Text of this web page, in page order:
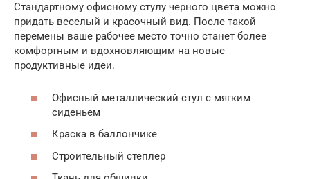
Стандартному офисному стулу черного цвета можно
придать веселый и красочный вид. После такой
перемены ваше рабочее место точно станет более
комфортным и вдохновляющим на новые
продуктивные идеи.
Офисный металлический стул с мягким
сиденьем
Краска в баллончике
Строительный степлер